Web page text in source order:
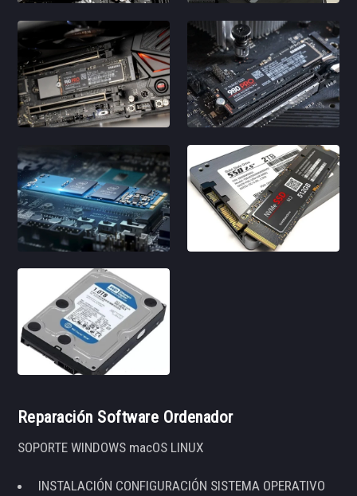
Reparación Software Ordenador
SOPORTE WINDOWS macOS LINUX
INSTALACIÓN CONFIGURACIÓN SISTEMA OPERATIVO